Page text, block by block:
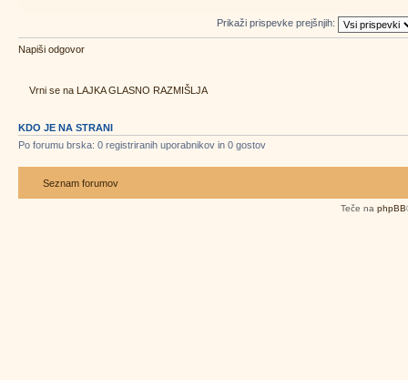
Prikaži prispevke prejšnjih:
Napiši odgovor
Vrni se na LAJKA GLASNO RAZMIŠLJA
KDO JE NA STRANI
Po forumu brska: 0 registriranih uporabnikov in 0 gostov
Seznam forumov
Teče na phpBB